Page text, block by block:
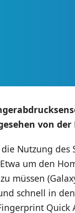
von
Nutzung des
um den
müssen
schnell in
Quick